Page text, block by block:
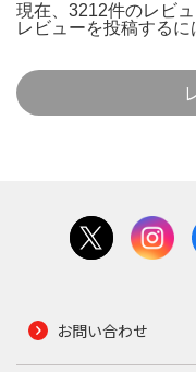
現在、3212件のレビ
レビューを投稿するに
お問い合わせ